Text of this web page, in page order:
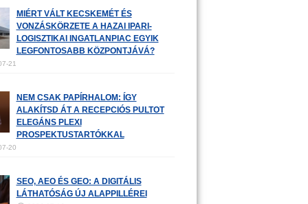
MIÉRT VÁLT KECSKEMÉT ÉS
VONZÁSKÖRZETE A HAZAI IPARI-
LOGISZTIKAI INGATLANPIAC EGYIK
LEGFONTOSABB KÖZPONTJÁVÁ?
21
NEM CSAK PAPÍRHALOM: ÍGY
ALAKÍTSD ÁT A RECEPCIÓS PULTOT
ELEGÁNS PLEXI
PROSPEKTUSTARTÓKKAL
20
SEO, AEO ÉS GEO: A DIGITÁLIS
LÁTHATÓSÁG ÚJ ALAPPILLÉREI